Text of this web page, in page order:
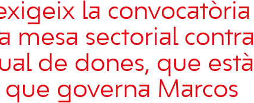
​​la convocatòria
mesa sectorial contra
de dones, que està
governa Marcos